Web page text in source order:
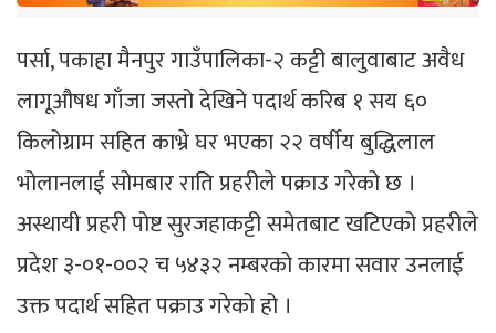
पर्सा, पकाहा मैनपुर गाउँपालिका-२ कट्टी बालुवाबाट अवैध
लागूऔषध गाँजा जस्तो देखिने पदार्थ करिब १ सय ६०
किलोग्राम सहित काभ्रे घर भएका २२ वर्षीय बुद्धिलाल
भोलानलाई सोमबार राति प्रहरीले पक्राउ गरेको छ ।
अस्थायी प्रहरी पोष्ट सुरजहाकट्टी समेतबाट खटिएको प्रहरीले
प्रदेश ३-०१-००२ च ५४३२ नम्बरको कारमा सवार उनलाई
उक्त पदार्थ सहित पक्राउ गरेको हो ।